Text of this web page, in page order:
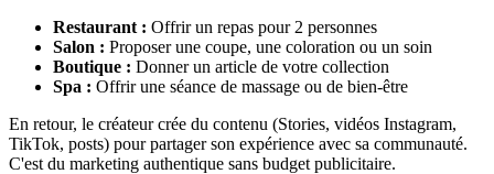
Restaurant : Offrir un repas pour 2 personnes
Salon : Proposer une coupe, une coloration ou un soin
Boutique : Donner un article de votre collection
Spa : Offrir une séance de massage ou de bien-être
En retour, le créateur crée du contenu (Stories, vidéos Instagram,
TikTok, posts) pour partager son expérience avec sa communauté.
C'est du marketing authentique sans budget publicitaire.